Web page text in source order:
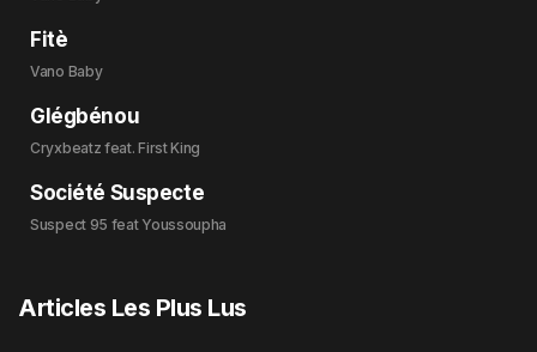
Fitè
Vano Baby
Glégbénou
Cryxbeatz feat. First King
Société Suspecte
Suspect 95 feat Youssoupha
Articles Les Plus Lus